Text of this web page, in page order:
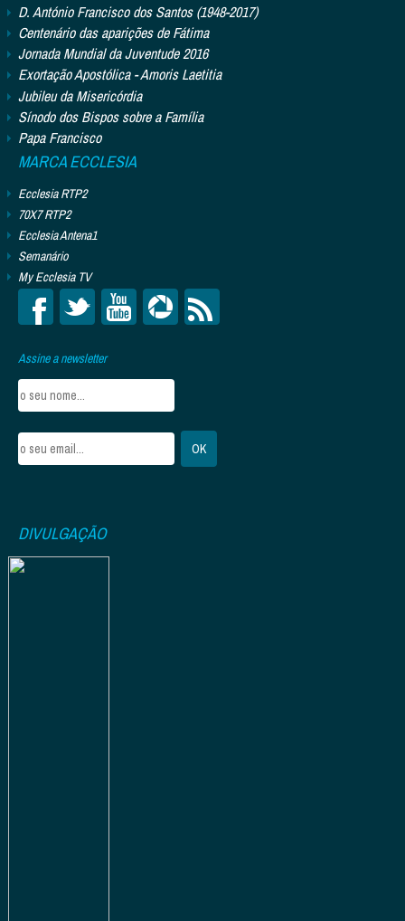
D. António Francisco dos Santos (1948-2017)
Centenário das aparições de Fátima
Jornada Mundial da Juventude 2016
Exortação Apostólica - Amoris Laetitia
Jubileu da Misericórdia
Sínodo dos Bispos sobre a Família
Papa Francisco
MARCA ECCLESIA
Ecclesia RTP2
70X7 RTP2
Ecclesia Antena1
Semanário
My Ecclesia TV
Assine a newsletter
DIVULGAÇÃO